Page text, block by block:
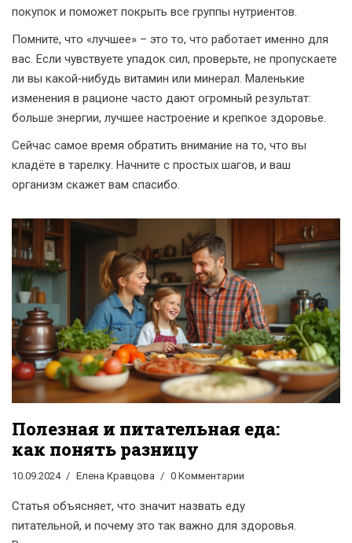
покупок и поможет покрыть все группы нутриентов.
Помните, что «лучшее» – это то, что работает именно для
вас. Если чувствуете упадок сил, проверьте, не пропускаете
ли вы какой‑нибудь витамин или минерал. Маленькие
изменения в рационе часто дают огромный результат:
больше энергии, лучшее настроение и крепкое здоровье.
Сейчас самое время обратить внимание на то, что вы
кладёте в тарелку. Начните с простых шагов, и ваш
организм скажет вам спасибо.
Полезная и питательная еда:
как понять разницу
10.09.2024 Елена Кравцова 0 Комментарии
Статья объясняет, что значит назвать еду
питательной, и почему это так важно для здоровья.